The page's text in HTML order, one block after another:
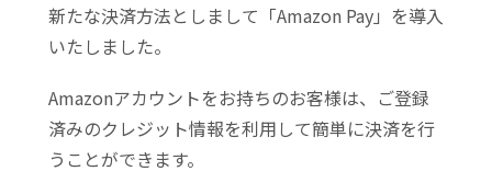
新たな決済方法としまして 「Amazon Pay」 を導入
いたしました。
Amazonアカウントをお持ちのお客様は、ご登録
済みのクレジット情報を利用して簡単に決済を行
うことができます。